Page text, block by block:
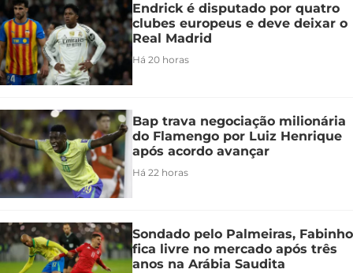
Endrick é disputado por quatro
clubes europeus e deve deixar o
Real Madrid
Há 20 horas
Bap trava negociação milionária
do Flamengo por Luiz Henrique
após acordo avançar
Há 22 horas
Sondado pelo Palmeiras, Fabinho
fica livre no mercado após três
anos na Arábia Saudita